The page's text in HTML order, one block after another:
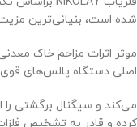
شده است، بنیانی‌ترین
موثر اثرات مزاحم خاک
اصلی دستگاه پالس‌های قوی
می‌کند و سیگنال برگشتی را
کرده و قادر به تشخیص